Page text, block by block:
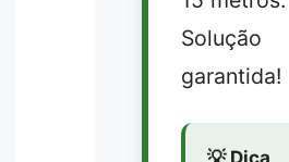
Solução
garantida!